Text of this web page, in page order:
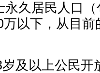
永久居民人口
以下，从目
以上公民开